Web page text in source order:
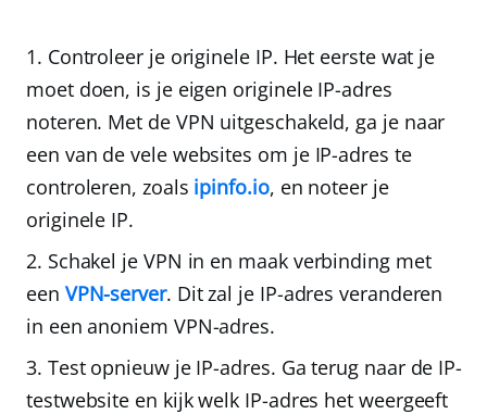
Controleer je originele IP. Het eerste wat je
moet doen, is je eigen originele IP-adres
noteren. Met de VPN uitgeschakeld, ga je naar
een van de vele websites om je IP-adres te
controleren, zoals ipinfo.io, en noteer je
originele IP.
Schakel je VPN in en maak verbinding met
een VPN-server. Dit zal je IP-adres veranderen
in een anoniem VPN-adres.
Test opnieuw je IP-adres. Ga terug naar de IP-
testwebsite en kijk welk IP-adres het weergeeft